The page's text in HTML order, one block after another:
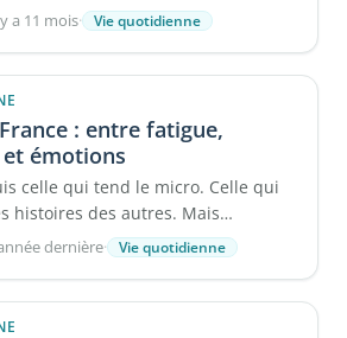
personnel et professionnel ...
a 11 mois· Vie quotidienne
: entre fatigue,
émotions
celle qui tend le micro. Celle qui
histoires des autres. Mais
...
dernière· Vie quotidienne